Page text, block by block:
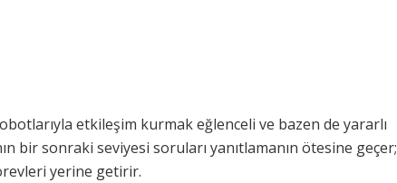
etkileşim kurmak eğlenceli ve bazen de yararlı
bir sonraki seviyesi soruları yanıtlamanın ötesine geçer;
yerine getirir.